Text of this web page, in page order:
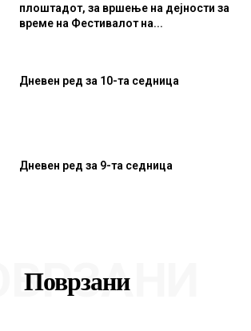
плоштадот, за вршење на дејности за
време на Фестивалот на...
Дневен ред за 10-та седница
Дневен ред за 9-та седница
Поврзани